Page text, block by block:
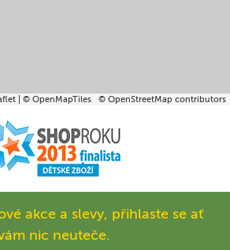
© OpenMapTiles © OpenStreetMap contributors
akce a slevy, přihlaste se ať
nic neuteče.